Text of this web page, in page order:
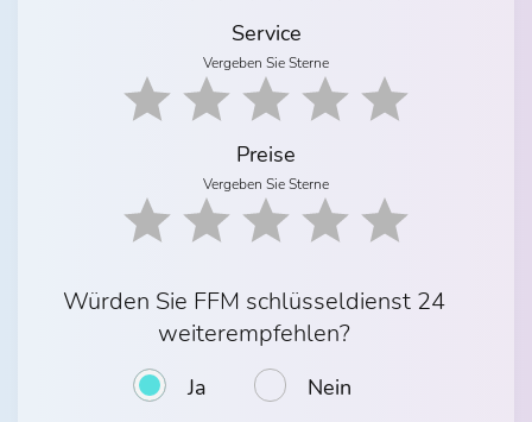
Service
Vergeben Sie Sterne
Preise
Vergeben Sie Sterne
Würden Sie FFM schlüsseldienst 24
weiterempfehlen?
Ja Nein